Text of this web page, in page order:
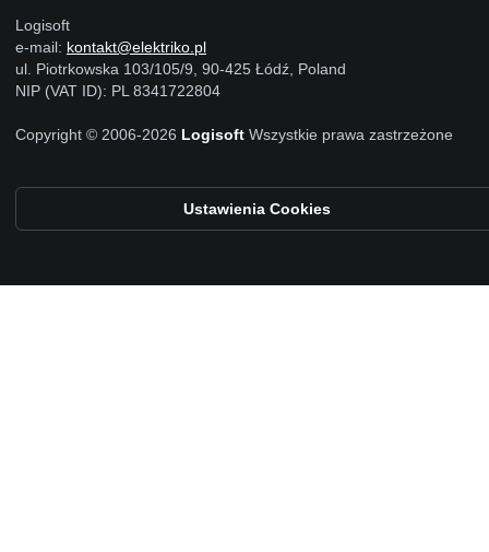
Logisoft
e-mail: kontakt@elektriko.pl
ul. Piotrkowska 103/105/9, 90-425 Łódź, Poland
NIP (VAT ID): PL 8341722804
Copyright © 2006-2026 Logisoft Wszystkie prawa zastrzeżone
Ustawienia Cookies